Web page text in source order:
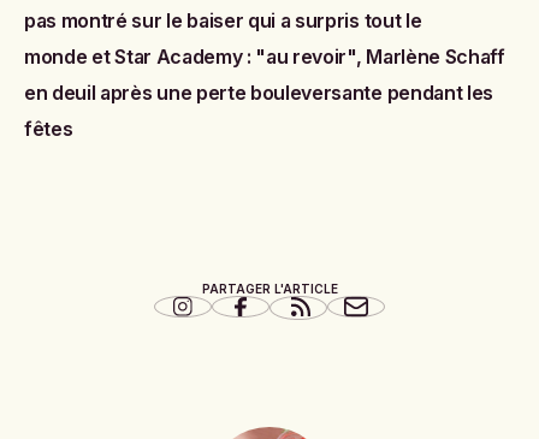
pas montré sur le baiser qui a surpris tout le
monde etStar Academy : "au revoir", Marlène Schaff
en deuil après une perte bouleversante pendant les
fêtes
PARTAGER L'ARTICLE